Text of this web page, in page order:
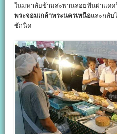
ในมหาลัยข้ามสะพานลอยฟันฝาแดด
พระจอมเกล้าพระนครเหนือและกลับ
ซักนิด